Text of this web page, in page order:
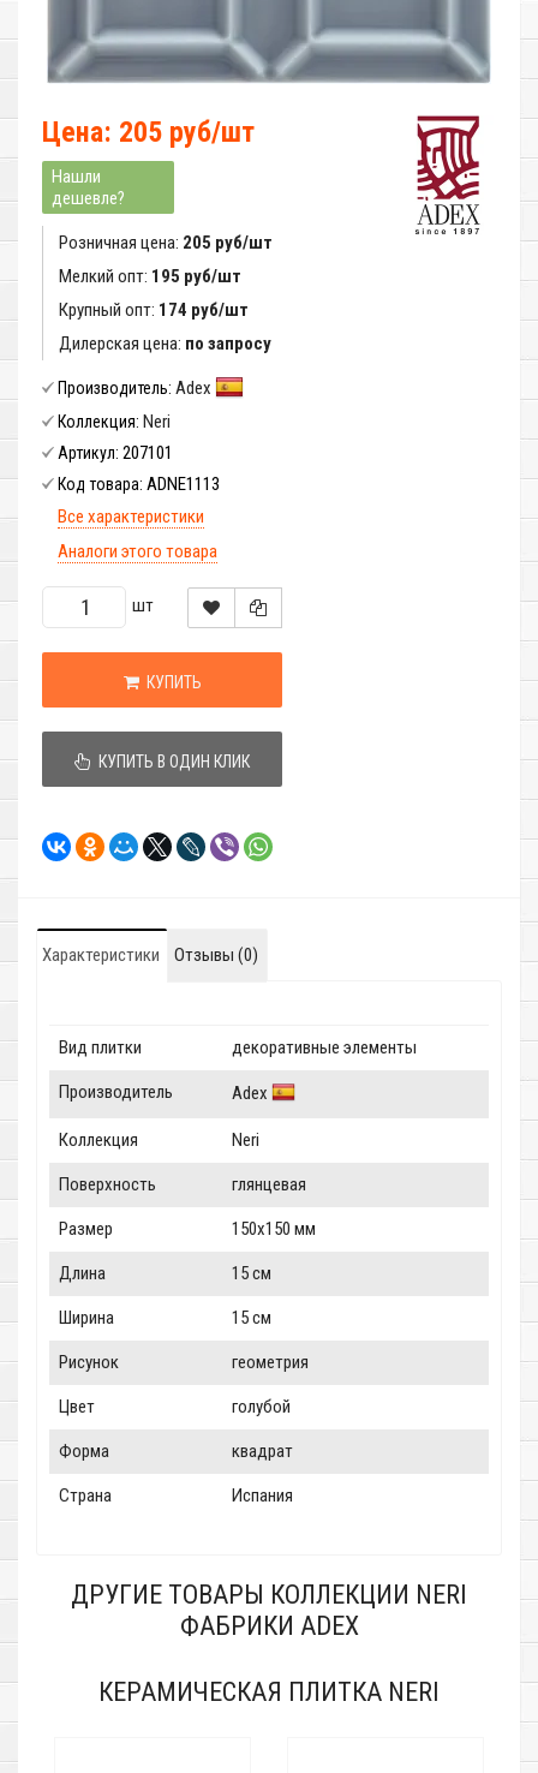
Цена: 205 руб/шт
Нашли
дешевле?
Розничная цена: 205 руб/шт
Мелкий опт: 195 руб/шт
Крупный опт: 174 руб/шт
Дилерская цена: по запросу
Производитель: Adex
Коллекция: Neri
Артикул: 207101
Код товара: ADNE1113
Все характеристики
Аналоги этого товара
шт
КУПИТЬ
КУПИТЬ В ОДИН КЛИК
Характеристики Отзывы (0)
Вид плитки декоративные элементы
Производитель Adex
Коллекция Neri
Поверхность глянцевая
Размер 150x150 мм
Длина 15 см
Ширина 15 см
Рисунок геометрия
Цвет голубой
Форма квадрат
Страна Испания
ДРУГИЕ ТОВАРЫ КОЛЛЕКЦИИ NERI
ФАБРИКИ ADEX
КЕРАМИЧЕСКАЯ ПЛИТКА NERI